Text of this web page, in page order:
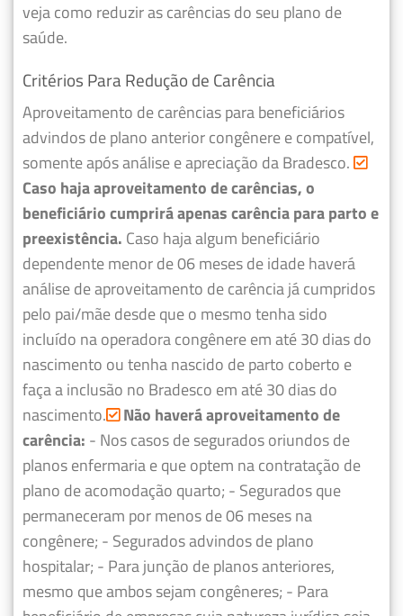
veja como reduzir as carências do seu plano de
saúde.
Critérios Para Redução de Carência
Aproveitamento de carências para beneficiários
advindos de plano anterior congênere e compatível,
somente após análise e apreciação da Bradesco.
Caso haja aproveitamento de carências, o
beneficiário cumprirá apenas carência para parto e
preexistência. Caso haja algum beneficiário
dependente menor de 06 meses de idade haverá
análise de aproveitamento de carência já cumpridos
pelo pai/mãe desde que o mesmo tenha sido
incluído na operadora congênere em até 30 dias do
nascimento ou tenha nascido de parto coberto e
faça a inclusão no Bradesco em até 30 dias do
nascimento. Não haverá aproveitamento de
carência: - Nos casos de segurados oriundos de
planos enfermaria e que optem na contratação de
plano de acomodação quarto; - Segurados que
permaneceram por menos de 06 meses na
congênere; - Segurados advindos de plano
hospitalar; - Para junção de planos anteriores,
mesmo que ambos sejam congêneres; - Para